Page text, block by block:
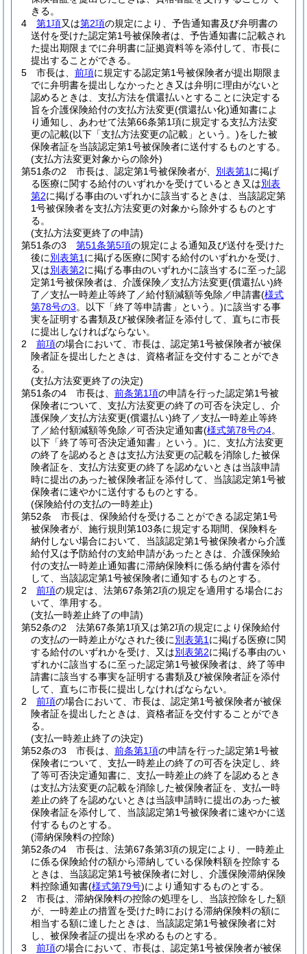
きる。
4
第1項又は第2項の規定により、予告通知書及び弁明書の
送付を受けた認定第1号被保険者は、予告通知書に記載され
た提出期限までに弁明書に証拠資料等を添付して、市長に
提出することができる。
5
市長は、 前項に規定する認定第1号被保険者が提出期限ま
でに弁明書を提出しなかったとき又は弁明に理由がないと
認めるときは、支払方法を償還払いとすることに決定する
旨を介護保険給付の支払方法変更(償還払い化)通知書によ
り通知し、あわせて法第66条第1項に規定する支払方法変
更の記載(以下「支払方法変更の記載」という。)をした被
保険者証を当該認定第1号被保険者に送付するものとする。
(支払方法変更対象からの除外)
第51条の2
市長は、認定第1号被保険者が、 別表第1 に掲げ
る医療に関する給付のいずれかを受けているとき又は別表
第2に掲げる事由のいずれかに該当するときは、当該認定第
1号被保険者を支払方法変更の対象から除外するものとす
る。
(支払方法変更終了の申請)
第51条の3
第51条第5項の規定による通知及び送付を受けた
後に別表第1 に掲げる医療に関する給付のいずれかを受け、
又は別表第2に掲げる事由のいずれかに該当するに至った認
定第1号被保険者は、介護保険／支払方法変更(償還払い)終
了／支払一時差止等終了／給付額減額等免除／申請書(様式
第78号の3。以下「終了等申請書」という。)に該当する事
実を証明する書類及び被保険者証を添付して、直ちに市長
に提出しなければならない。
2
前項の場合において、市長は、認定第1号被保険者が被保
険者証を提出したときは、資格者証を交付することができ
る。
(支払方法変更終了の決定)
第51条の4
市長は、 前条第1項の申請を行った認定第1号被
保険者について、支払方法変更の終了の可否を決定し、介
護保険／支払方法変更(償還払い)終了／支払一時差止等終
了／給付額減額等免除／可否決定通知書(様式第78号の4。
以下「終了等可否決定通知書」という。)に、支払方法変更
の終了を認めるときは支払方法変更の記載を消除した被保
険者証を、支払方法変更の終了を認めないときは当該申請
時に提出のあった被保険者証を添付して、当該認定第1号被
保険者に速やかに送付するものとする。
(保険給付の支払の一時差止)
第52条
市長は、保険給付を受けることができる認定第1号
被保険者が、施行規則第103条に規定する期間、保険料を
納付しない場合において、当該認定第1号被保険者から介護
給付又は予防給付の支給申請があったときは、介護保険給
付の支払一時差止通知書に滞納保険料に係る納付書を添付
して、当該認定第1号被保険者に通知するものとする。
2
前項の規定は、法第67条第2項の規定を適用する場合にお
いて、準用する。
(支払一時差止終了の申請)
第52条の2
法第67条第1項又は第2項の規定により保険給付
の支払の一時差止がなされた後に別表第1 に掲げる医療に関
する給付のいずれかを受け、又は別表第2に掲げる事由のい
ずれかに該当するに至った認定第1号被保険者は、終了等申
請書に該当する事実を証明する書類及び被保険者証を添付
して、直ちに市長に提出しなければならない。
2
前項の場合において、市長は、認定第1号被保険者が被保
険者証を提出したときは、資格者証を交付することができ
る。
(支払一時差止終了の決定)
第52条の3
市長は、 前条第1項の申請を行った認定第1号被
保険者について、支払一時差止の終了の可否を決定し、終
了等可否決定通知書に、支払一時差止の終了を認めるとき
は支払方法変更の記載を消除した被保険者証を、支払一時
差止の終了を認めないときは当該申請時に提出のあった被
保険者証を添付して、当該認定第1号被保険者に速やかに送
付するものとする。
(滞納保険料の控除)
第52条の4
市長は、法第67条第3項の規定により、一時差止
に係る保険給付の額から滞納している保険料額を控除する
ときは、当該認定第1号被保険者に対し、介護保険滞納保険
料控除通知書(様式第79号)により通知するものとする。
2
市長は、滞納保険料の控除の処理をし、当該控除をした額
が、一時差止の措置を受けた時における滞納保険料の額に
相当する額に達したときは、当該認定第1号被保険者に対
し、被保険者証の提出を求めるものとする。
3
前項の場合において、市長は、認定第1号被保険者が被保